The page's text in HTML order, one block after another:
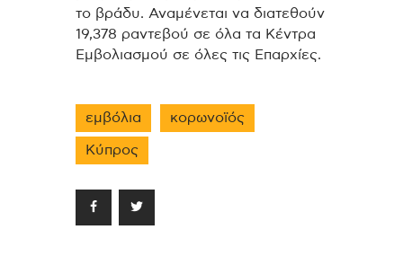
το βράδυ. Αναμένεται να διατεθούν
19,378 ραντεβού σε όλα τα Κέντρα
Εμβολιασμού σε όλες τις Επαρχίες.
εμβόλια κορωνοϊός
Κύπρος